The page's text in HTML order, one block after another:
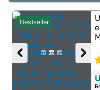
Bestseller
›
‹